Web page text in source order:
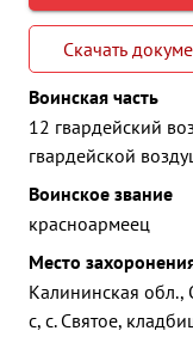
Скачать
Воинская часть
12 гвардейский
гвардейской
Воинское звание
красноармеец
Место
Калининская обл.,
с, с. Святое,